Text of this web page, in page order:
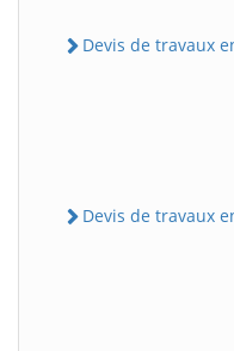
Devis de travaux
Devis de travaux